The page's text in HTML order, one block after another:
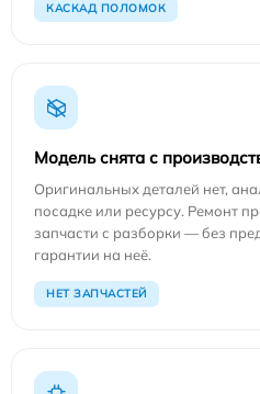
КАСКАД ПОЛОМОК
Модель снята с
Оригинальных деталей нет,
посадке или ресурсу. Ремонт
запчасти с разборки — без
гарантии на неё.
НЕТ ЗАПЧАСТЕЙ